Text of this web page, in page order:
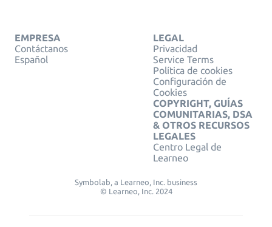
EMPRESA
Contáctanos
Español
LEGAL
Privacidad
Service Terms
Política de cookies
Configuración de
Cookies
COPYRIGHT, GUÍAS
COMUNITARIAS, DSA
& OTROS RECURSOS
LEGALES
Centro Legal de
Learneo
Symbolab, a Learneo, Inc. business
© Learneo, Inc. 2024